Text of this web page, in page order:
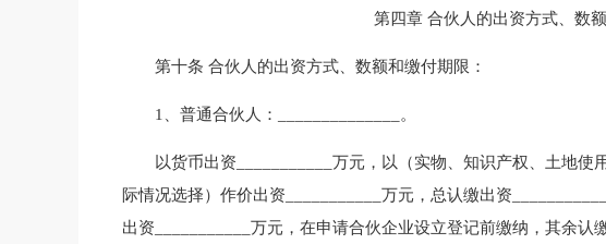
第四章 合伙人的出资方式、数
第十条 合伙人的出资方式、数额和缴付期限：
1、普通合伙人：______________。
以货币出资___________万元，以（实物、知识产权、土地
际情况选择）作价出资___________万元，总认缴出资
出资___________万元，在申请合伙企业设立登记前缴纳，其余认